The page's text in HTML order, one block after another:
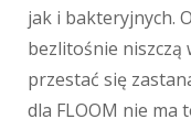
jak i bakteryjnych.
bezlitośnie niszczą
przestać się
dla FLOOM nie ma